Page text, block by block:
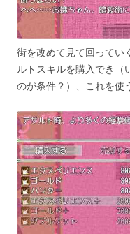
街を改めて見て回ってい
ルトスキルを購入でき（
のが条件？）、これを使